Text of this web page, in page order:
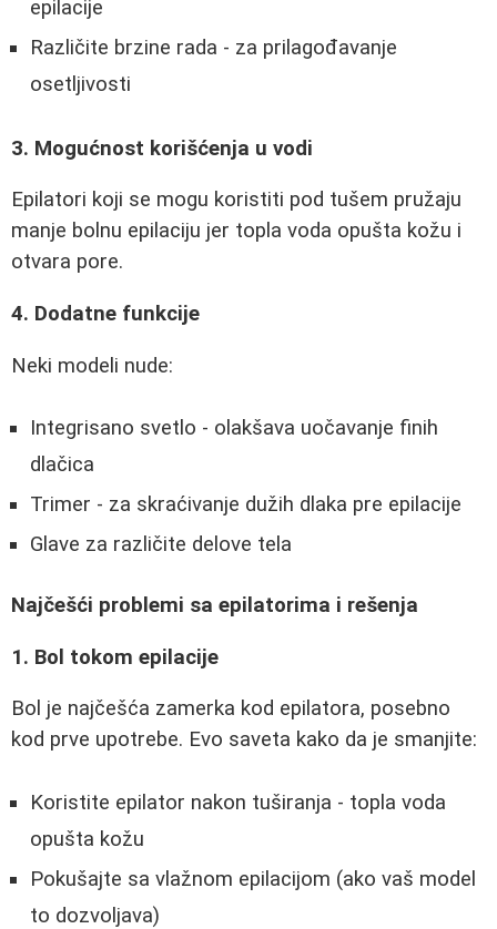
epilacije
Različite brzine rada - za prilagođavanje
osetljivosti
3. Mogućnost korišćenja u vodi
Epilatori koji se mogu koristiti pod tušem pružaju
manje bolnu epilaciju jer topla voda opušta kožu i
otvara pore.
4. Dodatne funkcije
Neki modeli nude:
Integrisano svetlo - olakšava uočavanje finih
dlačica
Trimer - za skraćivanje dužih dlaka pre epilacije
Glave za različite delove tela
Najčešći problemi sa epilatorima i rešenja
1. Bol tokom epilacije
Bol je najčešća zamerka kod epilatora, posebno
kod prve upotrebe. Evo saveta kako da je smanjite:
Koristite epilator nakon tuširanja - topla voda
opušta kožu
Pokušajte sa vlažnom epilacijom (ako vaš model
to dozvoljava)